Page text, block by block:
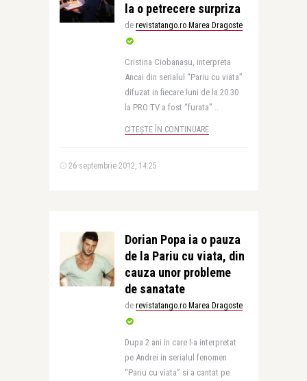
la o petrecere surpriza
de revistatango.ro Marea Dragoste
Cristina Ciobanasu, interpreta
Ancai din serialul “Pariu cu viata”
difuzat in fiecare luni de la 20.30
la PRO TV a fost “furata” ..
CITEȘTE ÎN CONTINUARE
26 septembrie 2012, 14:25
Dorian Popa ia o pauza
de la Pariu cu viata, din
cauza unor probleme
de sanatate
de revistatango.ro Marea Dragoste
Dupa 2 ani in care l-a interpretat
pe Andrei in serialul fenomen
“Pariu cu viata” si a cantat pe